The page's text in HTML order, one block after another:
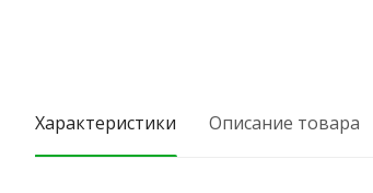
Характеристики Описание товара